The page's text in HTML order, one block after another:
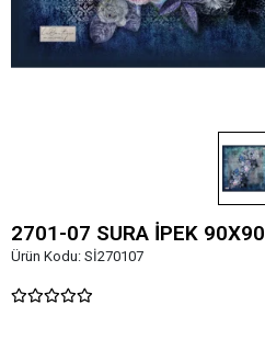
2701-07 SURA İPEK 90X90
Ürün Kodu: Sİ270107